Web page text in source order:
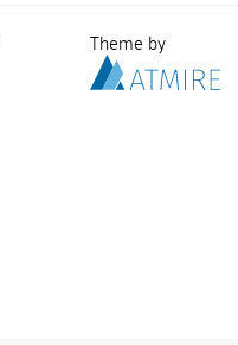
Theme by